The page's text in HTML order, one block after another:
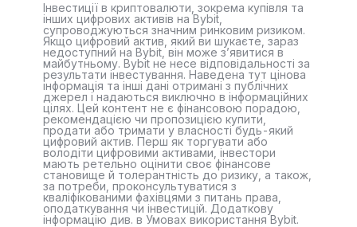
Інвестиції в криптовалюти, зокрема купівля та
інших цифрових активів на Bybit,
супроводжуються значним ринковим ризиком.
Якщо цифровий актив, який ви шукаєте, зараз
недоступний на Bybit, він може з’явитися в
майбутньому. Bybit не несе відповідальності за
результати інвестування. Наведена тут цінова
інформація та інші дані отримані з публічних
джерел і надаються виключно в інформаційних
цілях. Цей контент не є фінансовою порадою,
рекомендацією чи пропозицією купити,
продати або тримати у власності будь-який
цифровий актив. Перш як торгувати або
володіти цифровими активами, інвестори
мають ретельно оцінити своє фінансове
становище й толерантність до ризику, а також,
за потреби, проконсультуватися з
кваліфікованими фахівцями з питань права,
оподаткування чи інвестицій. Додаткову
інформацію див. в Умовах використання Bybit.